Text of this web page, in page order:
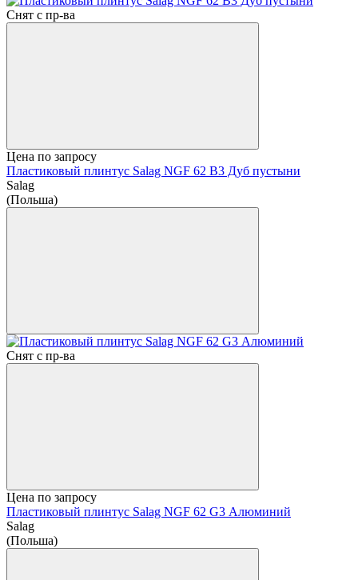
Снят с пр-ва
Цена по запросу
Пластиковый плинтус Salag NGF 62 B3 Дуб пустыни
Salag
(Польша)
Снят с пр-ва
Цена по запросу
Пластиковый плинтус Salag NGF 62 G3 Алюминий
Salag
(Польша)